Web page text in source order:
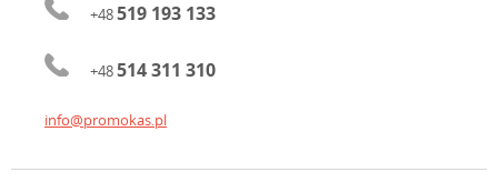
+48519 193 133
+48514 311 310
info@promokas.pl